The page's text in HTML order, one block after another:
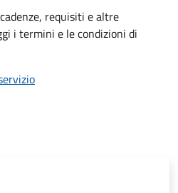
requisiti e altre
i termini e le condizioni di